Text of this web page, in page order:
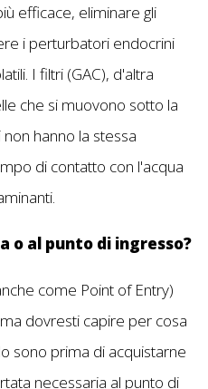
efficace, eliminare gli
i perturbatori endocrini
I filtri (GAC), d'altra
che si muovono sotto la
hanno la stessa
di contatto con l'acqua
o al punto di ingresso?
come Point of Entry)
dovresti capire per cosa
sono prima di acquistarne
necessaria al punto di